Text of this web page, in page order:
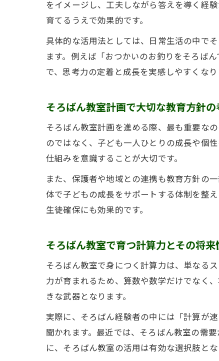
をイメージし、工夫しながら答えを導く経
育てるうえで効果的です。
具体的な活用法としては、日常生活の中で
ます。例えば「おつかいのお釣りをそろば
で、思考力の定着と成長を実感しやすくなり
そろばん教室計画で大切な教育方針の
そろばん教室計画を進める際、最も重要な
のではなく、子ども一人ひとりの成長や個
仕組みを意識することが大切です。
また、保護者や地域との連携も教育方針の
体で子どもの成長をサポートする体制を整
生徒確保にも効果的です。
そろばん教室で育つ計算力とその将来
そろばん教室で身につく計算力は、単なる
力が育まれるため、算数や数学だけでなく
きな武器となります。
実際に、そろばん経験者の中には「計算が
聞かれます。最近では、そろばん教室の需
に、そろばん教室の活用は有効な選択肢とな